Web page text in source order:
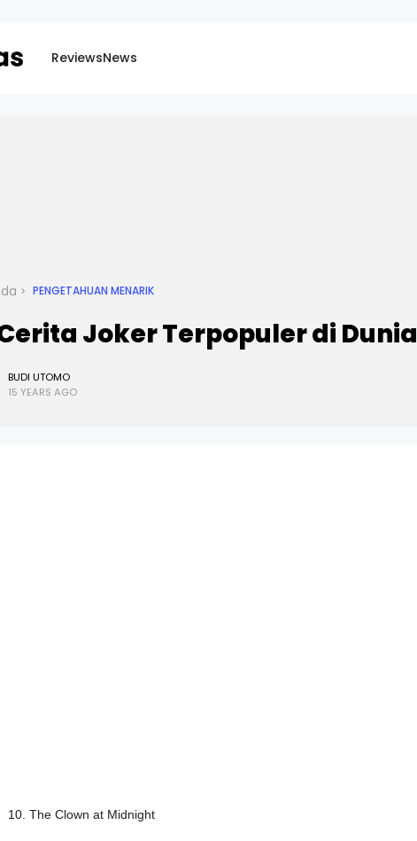
ReviewsNews
PENGETAHUAN MENARIK
Joker Terpopuler di Dunia
BUDI UTOMO
15 YEARS AGO
10. The Clown at Midnight